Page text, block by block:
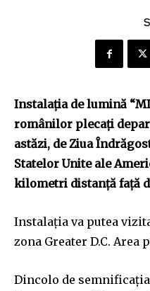
Instalația de lumină
românilor plecați
astăzi, de Ziua
Statelor Unite ale
kilometri distanță față
Instalația va putea
zona Greater D.C. Area
Dincolo de